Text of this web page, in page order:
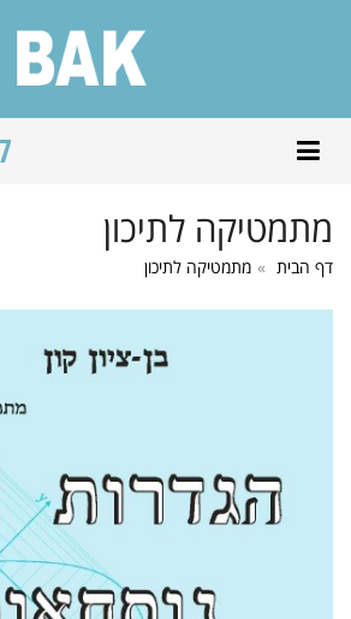
פתח/סגור תפריט ניווט
מתמטיקה לתיכון
דף הבית מתמטיקה לתיכון